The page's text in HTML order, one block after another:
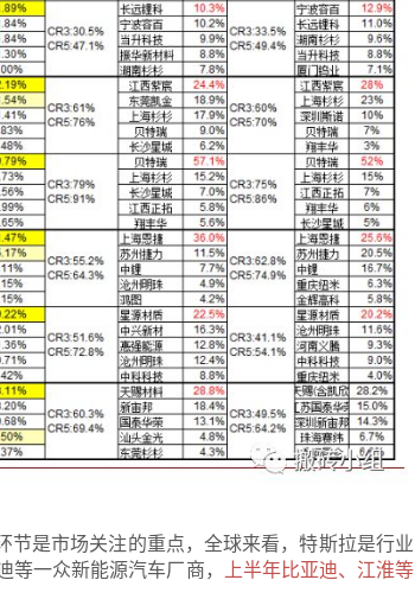
是市场关注的重点，全球来看，特斯拉是行业
一众新能源汽车厂商， 上半年比亚迪、江淮等